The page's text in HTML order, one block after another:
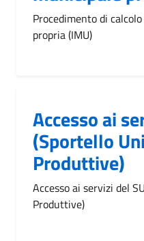
Procedimento di
propria (IMU)
Accesso ai
(Sportello
Produttive)
Accesso ai servizi del
Produttive)